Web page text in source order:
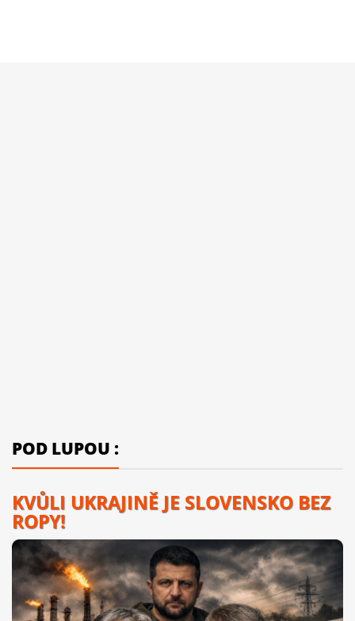
POD LUPOU :
KVŮLI UKRAJINĚ JE SLOVENSKO BEZ
ROPY!